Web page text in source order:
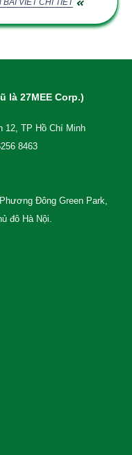
bụi độc hại trên bao phim
BÀI VIẾT CHI TIẾT
là 27MEE Corp.)
12, TP Hồ Chí Minh
8463
Đông Green Park,
đô Hà Nội.